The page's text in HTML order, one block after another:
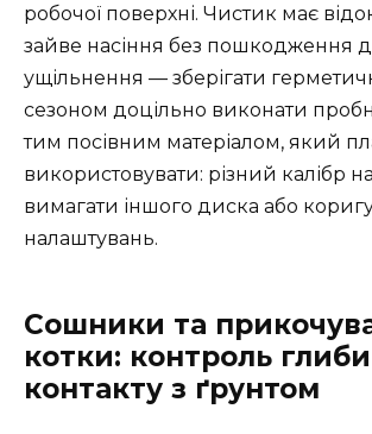
робочої поверхні. Чистик має
зайве насіння без пошкодження
ущільнення — зберігати
сезоном доцільно виконати
тим посівним матеріалом, який
використовувати: різний калібр
вимагати іншого диска або
налаштувань.
Сошники та
котки: контроль
контакту з ґрунтом